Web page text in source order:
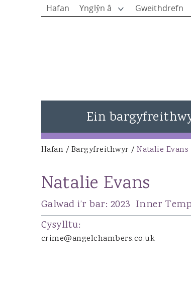
Hafan Ynglŷn â Gweithdrefn
Ein
Gweld pob bargyfreithwyr
Matthew Rees KC
Ieuan Rees
Alison Donovan
Joanna Wood
Dominic Boothroyd
You are here
Hafan / Bargyfreithwyr / Natalie Evans
Natalie Evans
Galwad i’r bar: 2023 Inner
Cysylltu:
crime@angelchambers.co.uk